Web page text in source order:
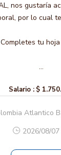
nos gustaría
por lo cual
tu
...
Salario : $
Atlantico
2026/08/07